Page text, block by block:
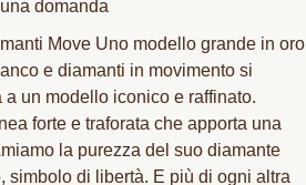
domanda
Move Uno modello grande in oro
e diamanti in movimento si
un modello iconico e raffinato.
forte e traforata che apporta una
la purezza del suo diamante
simbolo di libertà. E più di ogni altra